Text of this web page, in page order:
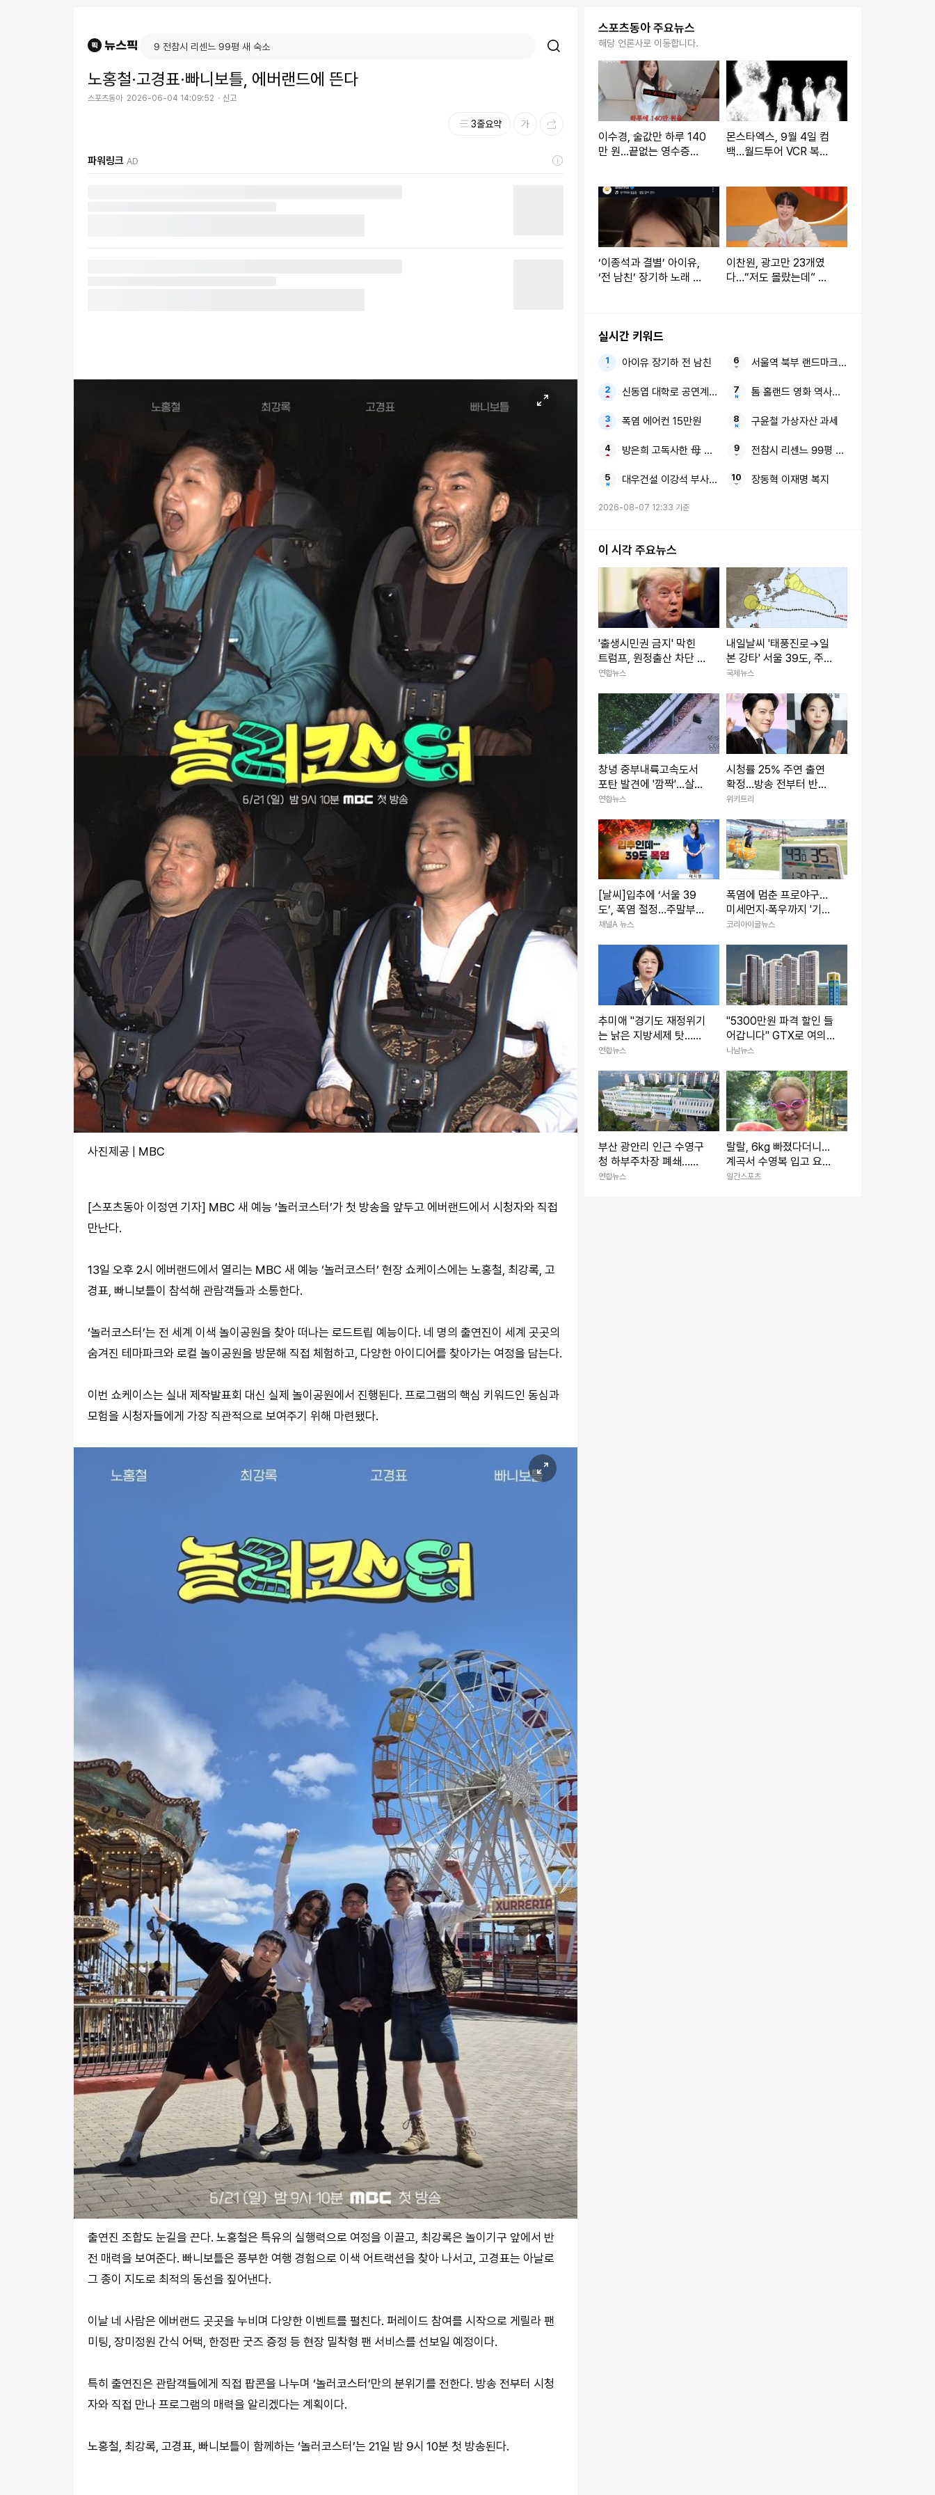
노홍철·고경표·빠니보틀, 에버랜드에 뜬다
스포츠동아 2026-06-04 14:09:52 신고
3줄요약
파워링크 AD
사진제공 | MBC
[스포츠동아 이정연 기자] MBC 새 예능 ‘놀러코스터’가 첫 방송을 앞두고 에버랜드에서 시청자와 직접
만난다.
13일 오후 2시 에버랜드에서 열리는 MBC 새 예능 ‘놀러코스터’ 현장 쇼케이스에는 노홍철, 최강록, 고
경표, 빠니보틀이 참석해 관람객들과 소통한다.
‘놀러코스터’는 전 세계 이색 놀이공원을 찾아 떠나는 로드트립 예능이다. 네 명의 출연진이 세계 곳곳의
숨겨진 테마파크와 로컬 놀이공원을 방문해 직접 체험하고, 다양한 아이디어를 찾아가는 여정을 담는다.
이번 쇼케이스는 실내 제작발표회 대신 실제 놀이공원에서 진행된다. 프로그램의 핵심 키워드인 동심과
모험을 시청자들에게 가장 직관적으로 보여주기 위해 마련됐다.
출연진 조합도 눈길을 끈다. 노홍철은 특유의 실행력으로 여정을 이끌고, 최강록은 놀이기구 앞에서 반
전 매력을 보여준다. 빠니보틀은 풍부한 여행 경험으로 이색 어트랙션을 찾아 나서고, 고경표는 아날로
그 종이 지도로 최적의 동선을 짚어낸다.
이날 네 사람은 에버랜드 곳곳을 누비며 다양한 이벤트를 펼친다. 퍼레이드 참여를 시작으로 게릴라 팬
미팅, 장미정원 간식 어택, 한정판 굿즈 증정 등 현장 밀착형 팬 서비스를 선보일 예정이다.
특히 출연진은 관람객들에게 직접 팝콘을 나누며 ‘놀러코스터’만의 분위기를 전한다. 방송 전부터 시청
자와 직접 만나 프로그램의 매력을 알리겠다는 계획이다.
노홍철, 최강록, 고경표, 빠니보틀이 함께하는 ‘놀러코스터’는 21일 밤 9시 10분 첫 방송된다.
스포츠동아 주요뉴스
해당 언론사로 이동합니다.
이수경, 술값만 하루 140
만 원…끝없는 영수증에
몬스타엑스, 9월 4일 컴
백…월드투어 VCR 복선
‘이종석과 결별’ 아이유,
‘전 남친’ 장기하 노래 소
이찬원, 광고만 23개였
다…“저도 몰랐는데” 팬
실시간 키워드
아이유 장기하 전 남친
신동엽 대학로 공연계 비하 논란
폭염 에어컨 15만원
방은희 고독사한 母 눈물
대우건설 이강석 부사장 김보현 대표
서울역 북부 랜드마크 주거지 서계동 역세권
톰 홀랜드 영화 역사상 글로벌 오프닝
구윤철 가상자산 과세
전참시 리센느 99평 새 숙소
장동혁 이재명 복지
2026-08-07 12:33 기준
이 시각 주요뉴스
'출생시민권 금지' 막힌
트럼프, 원정출산 차단 행
정명령 서명(종합)
연합뉴스
내일날씨 '태풍진로→일
본 강타' 서울 39도, 주말
엔 비소식
국제뉴스
창녕 중부내륙고속도서
포탄 발견에 '깜짝'…살상
력없는 모의탄(종합)
연합뉴스
시청률 25% 주연 출연
확정…방송 전부터 반응
터진 '700만 뷰 웹툰' 원
위키트리
[날씨]입추에 ‘서울 39
도’, 폭염 절정…주말부터
다소 누그러져
채널A 뉴스
폭염에 멈춘 프로야구…
미세먼지·폭우까지 '기후
위기 리그' 현실됐다
코리아이글뉴스
추미애 "경기도 재정위기
는 낡은 지방세제 탓…정
치공방 말아야"
연합뉴스
"5300만원 파격 할인 들
어갑니다" GTX로 여의
도까지 20분 경기도 '이
나남뉴스
부산 광안리 인근 수영구
청 하부주차장 폐쇄…주
차난 우려
연합뉴스
랄랄, 6kg 빠졌다더니…
계곡서 수영복 입고 요염
포즈 [IS하이컷]
일간스포츠